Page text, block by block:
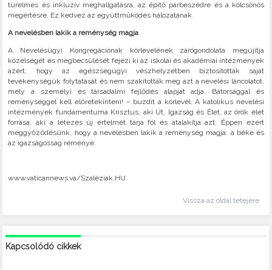
türelmes és inkluzív meghallgatásra, az építő párbeszédre és a kölcsönös
megértésre. Ez kedvez az együttműködés hálózatának.
A nevelésben lakik a reménység magja
A Nevelésügyi Kongregációnak körlevelének zárógondolata megújítja
közelségét és megbecsülését fejezi ki az iskolai és akadémiai intézmények
azért, hogy az egészségügyi vészhelyzetben biztosították saját
tevékenységük folytatását és nem szakították meg azt a nevelési láncolatot,
mely a személyi és társadalmi fejlődés alapját adja. Bátorsággal és
reménységgel kell előretekinteni! – buzdít a körlevél. A katolikus nevelési
intézmények fundamentuma Krisztus, aki Út, Igazság és Élet, az örök élet
forrása, aki a létezés új értelmét tárja föl és átalakítja azt. Éppen ezért
meggyőződésünk, hogy a nevelésben lakik a reménység magja: a béke és
az igazságosság reménye.
www.vaticannews.va/Szaléziak.HU
Vissza az oldal tetejére
Kapcsolódó cikkek